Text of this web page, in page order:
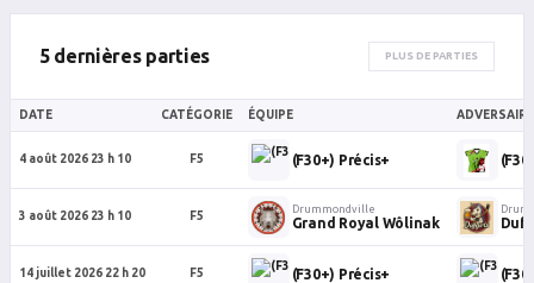
5 dernières parties PLUS DE PARTIES
DATE CATÉGORIE ÉQUIPE ADVERSAIRE
4 août 2026 23 h 10 F5 (F30+) Précis+
3 août 2026 23 h 10 F5
Drummondville
Grand Royal Wôlinak
14 juillet 2026 22 h 20 F5 (F30+) Précis+